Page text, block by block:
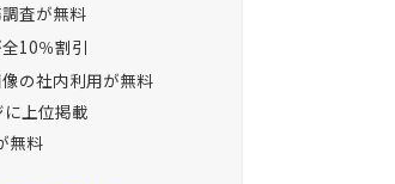
査が無料
10％割引
の社内利用が無料
に上位掲載
無料